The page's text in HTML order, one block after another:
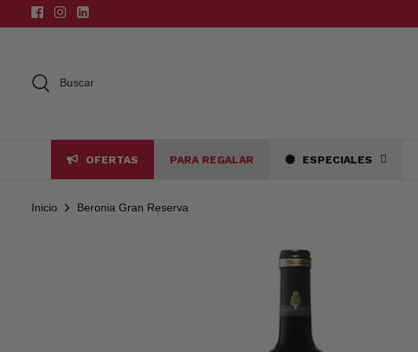
al
Buscar
OFERTAS PARA REGALAR ESPECIALES
Inicio Beronia Gran Reserva